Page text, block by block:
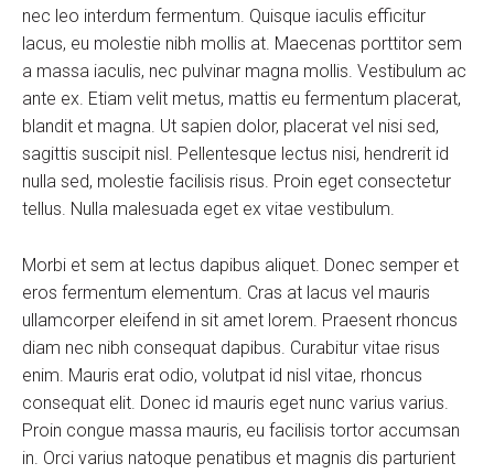
nec leo interdum fermentum. Quisque iaculis efficitur
lacus, eu molestie nibh mollis at. Maecenas porttitor sem
a massa iaculis, nec pulvinar magna mollis. Vestibulum ac
ante ex. Etiam velit metus, mattis eu fermentum placerat,
blandit et magna. Ut sapien dolor, placerat vel nisi sed,
sagittis suscipit nisl. Pellentesque lectus nisi, hendrerit id
nulla sed, molestie facilisis risus. Proin eget consectetur
tellus. Nulla malesuada eget ex vitae vestibulum.
Morbi et sem at lectus dapibus aliquet. Donec semper et
eros fermentum elementum. Cras at lacus vel mauris
ullamcorper eleifend in sit amet lorem. Praesent rhoncus
diam nec nibh consequat dapibus. Curabitur vitae risus
enim. Mauris erat odio, volutpat id nisl vitae, rhoncus
consequat elit. Donec id mauris eget nunc varius varius.
Proin congue massa mauris, eu facilisis tortor accumsan
in. Orci varius natoque penatibus et magnis dis parturient